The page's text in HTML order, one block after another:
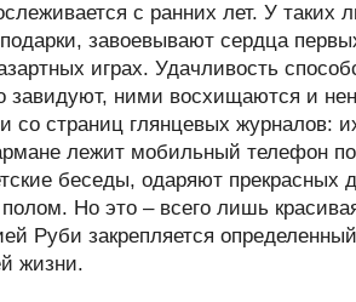
с ранних лет. У таких
завоевывают сердца
играх. Удачливость
завидуют, ними восхищаются и
со страниц глянцевых журналов:
лежит мобильный телефон
беседы, одаряют
Но это – всего лишь
Руби закрепляется определенный
жизни.